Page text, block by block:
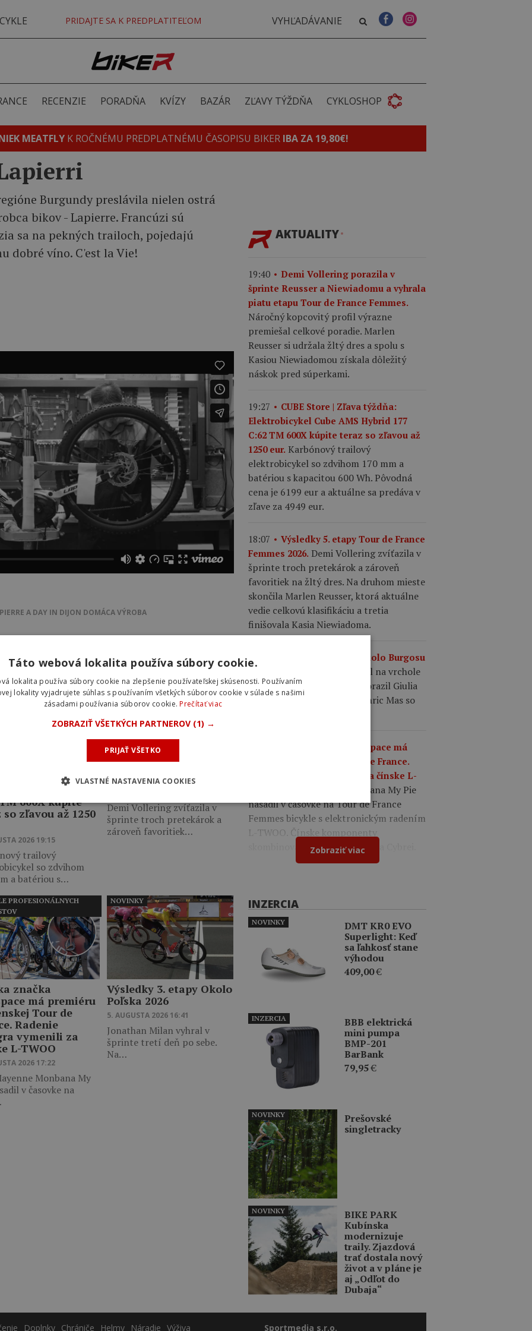
PRIDAJTE SA K PREDPLATITEĽOM
RECENZIE PORADŇA KVÍZY BAZÁR ZĽAVY TÝŽDŇA CYKLOSHOP
MEATFLY K ROČNÉMU PREDPLATNÉMU ČASOPISU BIKER IBA ZA 19,80€!
Burgundy preslávila nielen ostrá
bikov - Lapierre. Francúzi sú
sa na pekných trailoch, pojedajú
dobré víno. C'est la Vie!
A DAY IN DIJON DOMÁCA VÝROBA
Elektrobicykel
AMS Hybrid 177
600X kúpite
zľavou až 1250
2026 19:15
trailový
so zdvihom
a batériou s…
Výsledky 5. etapy Tour
de France Femmes 2026
Demi Vollering zvíťazila v
šprinte troch pretekárok a
zároveň favoritiek…
NOVINKY
značka
má premiéru
Tour de
Radenie
vymenili za
L-TWOO
2026 17:22
Monbana My
v časovke na
PROFESIONÁLNYCH
Výsledky 3. etapy Okolo
Poľska 2026
5. AUGUSTA 2026 16:41
Jonathan Milan vyhral v
šprinte tretí deň po sebe.
Na…
NOVINKY
AKTUALITY
19:40
Demi Vollering porazila v
šprinte Reusser a Niewiadomu a vyhrala
piatu etapu Tour de France Femmes.
Náročný kopcovitý profil výrazne
premiešal celkové poradie. Marlen
Reusser si udržala žltý dres a spolu s
Kasiou Niewiadomou získala dôležitý
náskok pred súperkami.
19:27
CUBE Store | Zľava týždňa:
Elektrobicykel Cube AMS Hybrid 177
C:62 TM 600X kúpite teraz so zľavou až
1250 eur. Karbónový trailový
elektrobicykel so zdvihom 170 mm a
batériou s kapacitou 600 Wh. Pôvodná
cena je 6199 eur a aktuálne sa predáva v
zľave za 4949 eur.
18:07
Výsledky 5. etapy Tour de France
Femmes 2026. Demi Vollering zvíťazila v
šprinte troch pretekárok a zároveň
favoritiek na žltý dres. Na druhom mieste
skončila Marlen Reusser, ktorá aktuálne
vedie celkovú klasifikáciu a tretia
finišovala Kasia Niewiadoma.
Výsledky 2. etapy Okolo Burgosu
Oscar Onley triumfoval na vrchole
Valle del Sol, keď v závere porazil Giulia
Cicconeho. Tretí finišoval Enric Mas so
Čínska značka Winspace má
premiéru na ženskej Tour de France.
Radenie Ultegra vymenili za čínske L-
Tím Mayenne Monbana My Pie
nasadil v časovke na Tour de France
Femmes bicykle s elektronickým radením
L-TWOO. Čínske komponenty
skombinoval s dielmi Shimano a Cybrei.
Zobraziť viac
INZERCIA
DMT KR0 EVO
Superlight: Keď
sa ľahkosť stane
výhodou
409,00€
NOVINKY
BBB elektrická
mini pumpa
BMP-201
BarBank
79,95€
INZERCIA
Prešovské
singletracky
NOVINKY
BIKE PARK
Kubínska
modernizuje
traily. Zjazdová
trať dostala nový
život a v pláne je
aj „Odľot do
Dubaja“
NOVINKY
Doplnky Chrániče Helmy Náradie Výživa Sportmedia s.r.o.
Táto webová lokalita používa súbory cookie.
lokalita používa súbory cookie na zlepšenie používateľskej skúsenosti. Používaním
lokality vyjadrujete súhlas s používaním všetkých súborov cookie v súlade s našimi
zásadami používania súborov cookie.Prečítať viac
ZOBRAZIŤ VŠETKÝCH PARTNEROV (1) →
PRIJAŤ VŠETKO
VLASTNÉ NASTAVENIA COOKIES